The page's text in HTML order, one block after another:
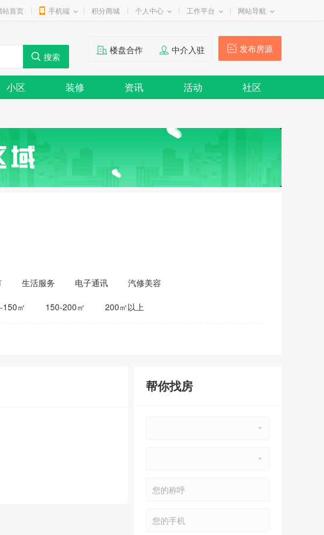
站首页 手机端 积分商城 个人中心 工作平台 网站导航
发布房源
楼盘合作 中介入驻
小区 装修 资讯 活动 社区
生活服务 电子通讯
汽修美容
150㎡ 150-200㎡ 200㎡以上
帮你找房